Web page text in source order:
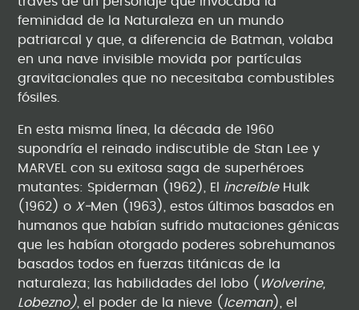
feminidad de la Naturaleza en un mundo
patriarcal y que, a diferencia de Batman, volaba
en una nave invisible movida por partículas
gravitacionales que no necesitaba combustibles
fósiles.
En esta misma línea, la década de 1960
supondría el reinado indiscutible de Stan Lee y
MARVEL con su exitosa saga de superhéroes
mutantes: Spiderman (1962), El
increíble Hulk
(1962) o X-Men (1963), estos últimos basados en
humanos que habían sufrido mutaciones génicas
que les habían otorgado poderes sobrehumanos
basados todos en fuerzas titánicas de la
naturaleza; las habilidades del lobo ( Wolverine,
Lobezno) , el poder de la nieve ( Iceman), el